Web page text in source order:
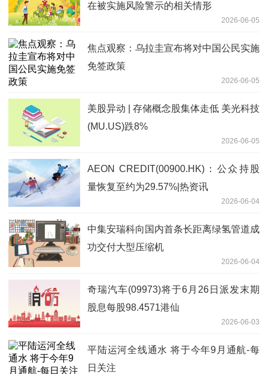
在被实施风险警示的相关情形
2026-06-05
焦点观察：乌拉圭宣布将对中国公民实施
免签政策
2026-06-05
美股异动 | 存储概念股集体走低 美光科技
(MU.US)跌8%
2026-06-05
AEON CREDIT(00900.HK)：公众持股
量恢复至约为29.57%|热资讯
2026-06-04
中集安瑞科向国内首条长距离绿氢管道成
功交付大型压缩机
2026-06-04
奇瑞汽车(09973)将于6月26日派发末期
股息每股98.4571港仙
2026-06-03
平陆运河全线通水 将于今年9月通航-每
日关注